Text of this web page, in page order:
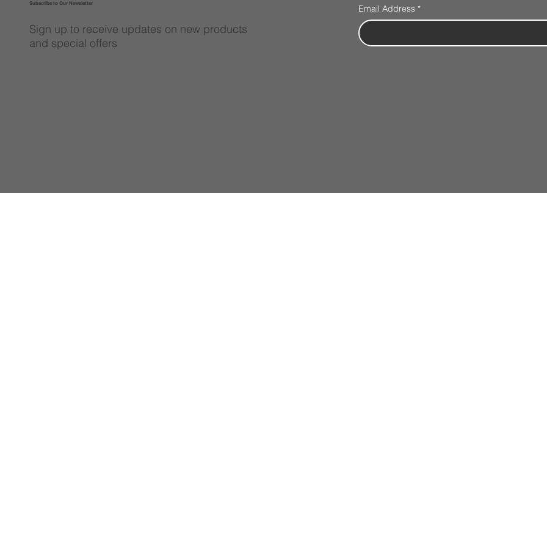
Sign up to receive updates on new products
and special offers
Subscribe to Our Newsletter Email Address *